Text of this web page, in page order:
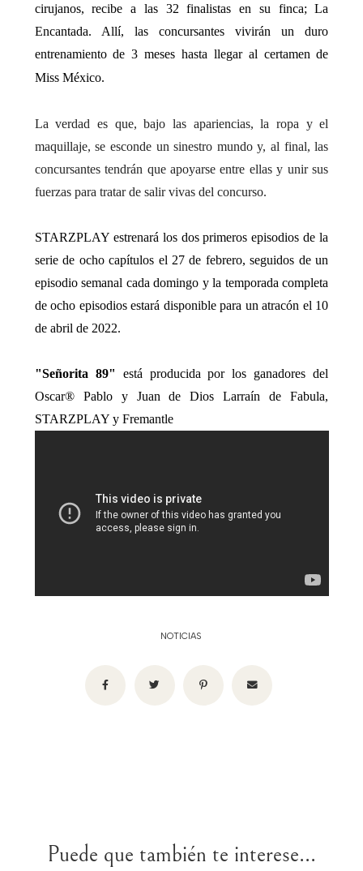
cirujanos, recibe a las 32 finalistas en su finca; La
Encantada. Allí, las concursantes vivirán un duro
entrenamiento de 3 meses hasta llegar al certamen de
Miss México.
La verdad es que, bajo las apariencias, la ropa y el
maquillaje, se esconde un sinestro mundo y, al final, las
concursantes tendrán que apoyarse entre ellas y unir sus
fuerzas para tratar de salir vivas del concurso.
STARZPLAY estrenará los dos primeros episodios de la
serie de ocho capítulos el 27 de febrero, seguidos de un
episodio semanal cada domingo y la temporada completa
de ocho episodios estará disponible para un atracón el 10
de abril de 2022.
"Señorita 89" está producida por los ganadores del
Oscar® Pablo y Juan de Dios Larraín de Fabula,
STARZPLAY y Fremantle
NOTICIAS
Puede que también te interese...